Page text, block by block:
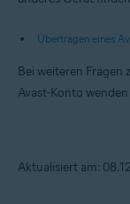
Übertragen eines
Bei weiteren
Avast-Konto
Aktualisiert am: